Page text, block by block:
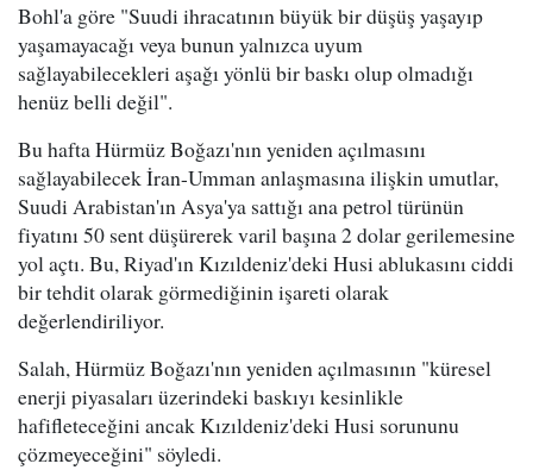
Bohl'a göre "Suudi ihracatının büyük bir düşüş yaşayıp
yaşamayacağı veya bunun yalnızca uyum
sağlayabilecekleri aşağı yönlü bir baskı olup olmadığı
henüz belli değil".
Bu hafta Hürmüz Boğazı'nın yeniden açılmasını
sağlayabilecek İran-Umman anlaşmasına ilişkin umutlar,
Suudi Arabistan'ın Asya'ya sattığı ana petrol türünün
fiyatını 50 sent düşürerek varil başına 2 dolar gerilemesine
yol açtı. Bu, Riyad'ın Kızıldeniz'deki Husi ablukasını ciddi
bir tehdit olarak görmediğinin işareti olarak
değerlendiriliyor.
Salah, Hürmüz Boğazı'nın yeniden açılmasının "küresel
enerji piyasaları üzerindeki baskıyı kesinlikle
hafifleteceğini ancak Kızıldeniz'deki Husi sorununu
çözmeyeceğini" söyledi.